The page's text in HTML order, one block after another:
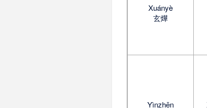
Xuányè
玄燁
Yìnzhēn